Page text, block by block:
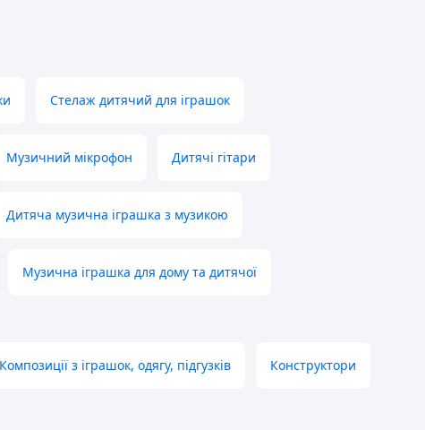
Стелаж дитячий для іграшок
Музичний мікрофон Дитячі гітари
Дитяча музична іграшка з музикою
Музична іграшка для дому та дитячої
Композиції з іграшок, одягу, підгузків Конструктори